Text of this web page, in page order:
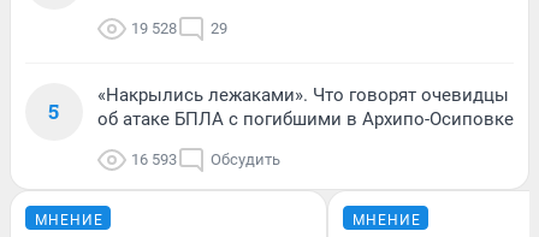
19 528 29
5
«Накрылись лежаками». Что говорят очевидцы
об атаке БПЛА с погибшими в Архипо-Осиповке
16 593 Обсудить
МНЕНИЕ МНЕНИЕ